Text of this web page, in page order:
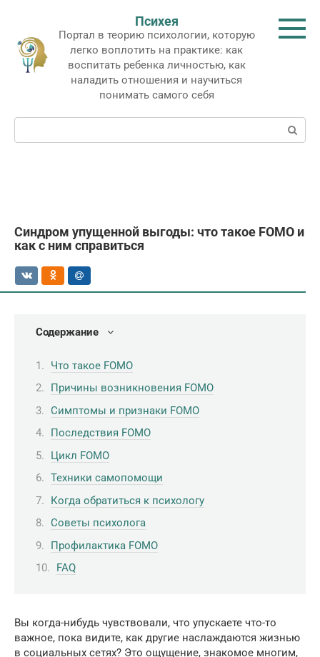
контенту
Психея
Портал в теорию психологии, которую
легко воплотить на практике: как
воспитать ребенка личностью, как
наладить отношения и научиться
понимать самого себя
Поиск:
Синдром упущенной выгоды: что такое FOMO и
как с ним справиться
Содержание
Что такое FOMO
Причины возникновения FOMO
Симптомы и признаки FOMO
Последствия FOMO
Цикл FOMO
Техники самопомощи
Когда обратиться к психологу
Советы психолога
Профилактика FOMO
FAQ
Вы когда-нибудь чувствовали, что упускаете что-то
важное, пока видите, как другие наслаждаются жизнью
в социальных сетях? Это ощущение, знакомое многим,